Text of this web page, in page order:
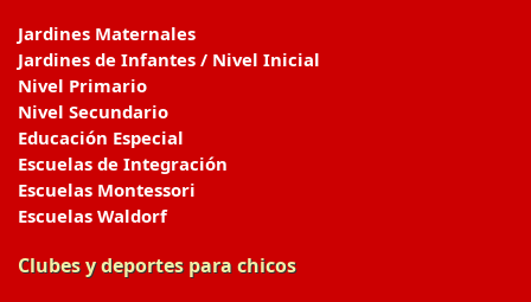
Jardines Maternales
Jardines de Infantes / Nivel Inicial
Nivel Primario
Nivel Secundario
Educación Especial
Escuelas de Integración
Escuelas Montessori
Escuelas Waldorf
Clubes y deportes para chicos